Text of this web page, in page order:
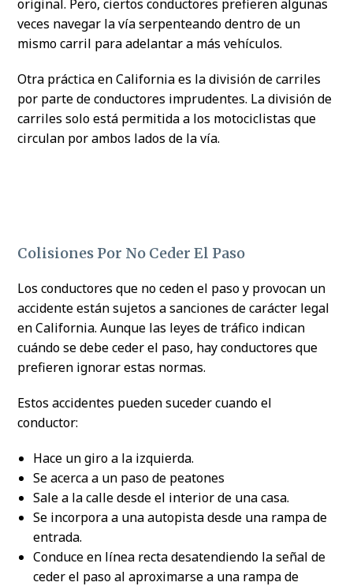
original. Pero, ciertos conductores prefieren algunas
veces navegar la vía serpenteando dentro de un
mismo carril para adelantar a más vehículos.
Otra práctica en California es la división de carriles
por parte de conductores imprudentes. La división de
carriles solo está permitida a los motociclistas que
circulan por ambos lados de la vía.
Colisiones Por No Ceder El Paso
Los conductores que no ceden el paso y provocan un
accidente están sujetos a sanciones de carácter legal
en California. Aunque las leyes de tráfico indican
cuándo se debe ceder el paso, hay conductores que
prefieren ignorar estas normas.
Estos accidentes pueden suceder cuando el
conductor:
Hace un giro a la izquierda.
Se acerca a un paso de peatones
Sale a la calle desde el interior de una casa.
Se incorpora a una autopista desde una rampa de
entrada.
Conduce en línea recta desatendiendo la señal de
ceder el paso al aproximarse a una rampa de